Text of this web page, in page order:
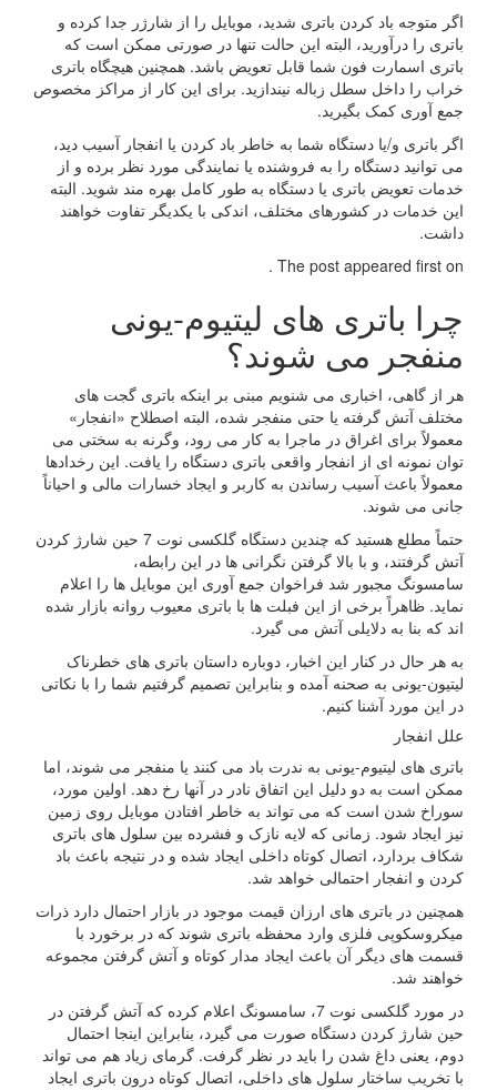
اگر متوجه باد کردن باتری شدید، موبایل را از شارژر جدا کرده و
باتری را درآورید، البته این حالت تنها در صورتی ممکن است که
باتری اسمارت فون شما قابل تعویض باشد. همچنین هیچگاه باتری
خراب را داخل سطل زباله نیندازید. برای این کار از مراکز مخصوص
جمع آوری کمک بگیرید.
اگر باتری و/یا دستگاه شما به خاطر باد کردن یا انفجار آسیب دید،
می توانید دستگاه را به فروشنده یا نمایندگی مورد نظر برده و از
خدمات تعویض باتری یا دستگاه به طور کامل بهره مند شوید. البته
این خدمات در کشورهای مختلف، اندکی با یکدیگر تفاوت خواهند
داشت.
The post appeared first on .
چرا باتری های لیتیوم-یونی
منفجر می شوند؟
هر از گاهی، اخباری می شنویم مبنی بر اینکه باتری گجت های
مختلف آتش گرفته یا حتی منفجر شده، البته اصطلاح «انفجار»
معمولاً برای اغراق در ماجرا به کار می رود، وگرنه به سختی می
توان نمونه ای از انفجار واقعی باتری دستگاه را یافت. این رخدادها
معمولاً باعث آسیب رساندن به کاربر و ایجاد خسارات مالی و احیاناً
جانی می شوند.
حتماً مطلع هستید که چندین دستگاه گلکسی نوت 7 حین شارژ کردن
آتش گرفتند، و با بالا گرفتن نگرانی ها در این رابطه،
سامسونگ مجبور شد فراخوان جمع آوری این موبایل ها را اعلام
نماید. ظاهراً برخی از این فبلت ها با باتری معیوب روانه بازار شده
اند که بنا به دلایلی آتش می گیرد.
به هر حال در کنار این اخبار، دوباره داستان باتری های خطرناک
لیتیون-یونی به صحنه آمده و بنابراین تصمیم گرفتیم شما را با نکاتی
در این مورد آشنا کنیم.
علل انفجار
باتری های لیتیوم-یونی به ندرت باد می کنند یا منفجر می شوند، اما
ممکن است به دو دلیل این اتفاق نادر در آنها رخ دهد. اولین مورد،
سوراخ شدن است که می تواند به خاطر افتادن موبایل روی زمین
نیز ایجاد شود. زمانی که لایه نازک و فشرده بین سلول های باتری
شکاف بردارد، اتصال کوتاه داخلی ایجاد شده و در نتیجه باعث باد
کردن و انفجار احتمالی خواهد شد.
همچنین در باتری های ارزان قیمت موجود در بازار احتمال دارد ذرات
میکروسکوپی فلزی وارد محفظه باتری شوند که در برخورد با
قسمت های دیگر آن باعث ایجاد مدار کوتاه و آتش گرفتن مجموعه
خواهند شد.
در مورد گلکسی نوت 7، سامسونگ اعلام کرده که آتش گرفتن در
حین شارژ کردن دستگاه صورت می گیرد، بنابراین اینجا احتمال
دوم، یعنی داغ شدن را باید در نظر گرفت. گرمای زیاد هم می تواند
با تخریب ساختار سلول های داخلی، اتصال کوتاه درون باتری ایجاد